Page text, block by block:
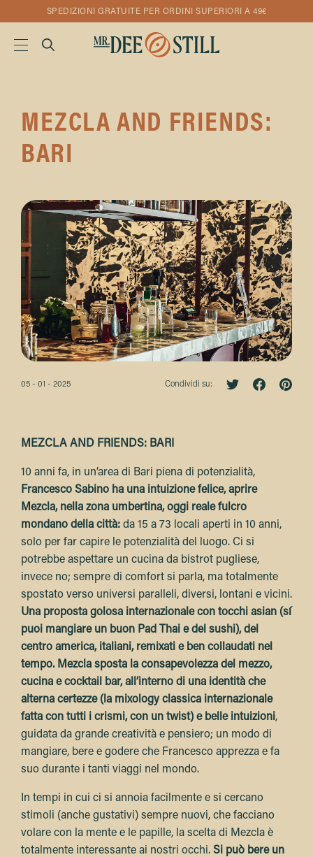
SPEDIZIONI GRATUITE PER ORDINI SUPERIORI A 49€
MEZCLA AND FRIENDS:
BARI
05 - 01 - 2025 Condividi su:
MEZCLA AND FRIENDS: BARI
10 anni fa, in un’area di Bari piena di potenzialità,
Francesco Sabino ha una intuizione felice, aprire
Mezcla, nella zona umbertina, oggi reale fulcro
mondano della città: da 15 a 73 locali aperti in 10 anni,
solo per far capire le potenzialità del luogo. Ci si
potrebbe aspettare un cucina da bistrot pugliese,
invece no; sempre di comfort si parla, ma totalmente
spostato verso universi paralleli, diversi, lontani e vicini.
Una proposta golosa internazionale con tocchi asian (sí
puoi mangiare un buon Pad Thai e del sushi), del
centro america, italiani, remixati e ben collaudati nel
tempo. Mezcla sposta la consapevolezza del mezzo,
cucina e cocktail bar, all’interno di una identità che
alterna certezze (la mixology classica internazionale
fatta con tutti i crismi, con un twist) e belle intuizioni,
guidata da grande creatività e pensiero; un modo di
mangiare, bere e godere che Francesco apprezza e fa
suo durante i tanti viaggi nel mondo.
In tempi in cui ci si annoia facilmente e si cercano
stimoli (anche gustativi) sempre nuovi, che facciano
volare con la mente e le papille, la scelta di Mezcla è
totalmente interessante ai nostri occhi. Si può bere un